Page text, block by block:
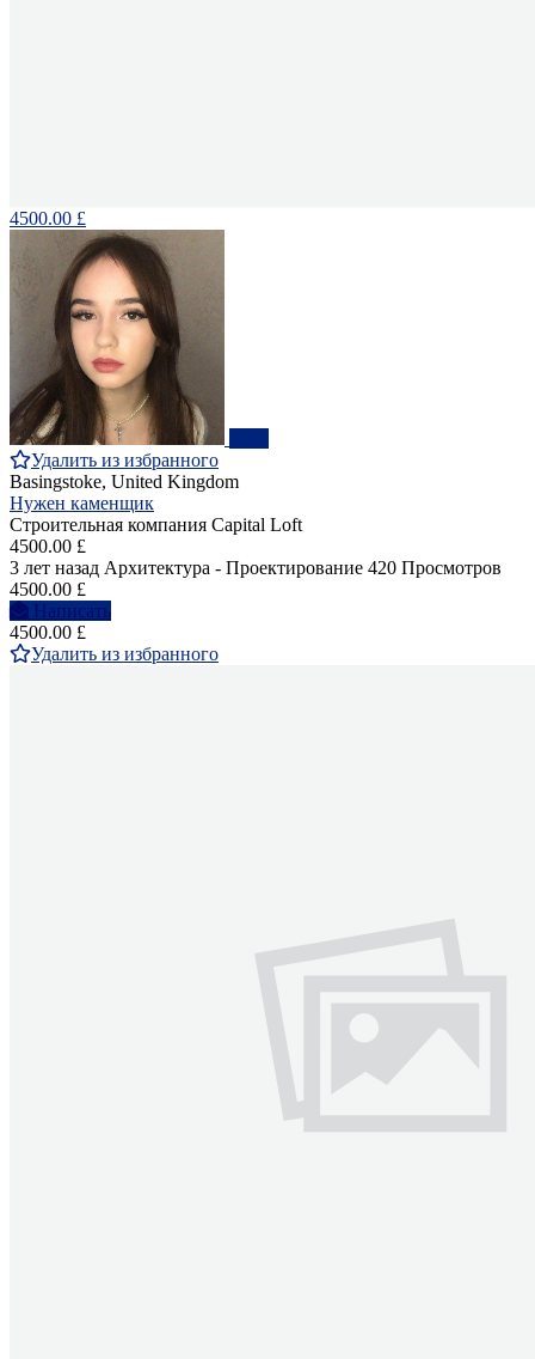
4500.00 £
Удалить из избранного
Basingstoke, United Kingdom
Нужен каменщик
Строительная компания Capital Loft
4500.00 £
3 лет назад Архитектура - Проектирование 420 Просмотров
4500.00 £
Написать
4500.00 £
Удалить из избранного